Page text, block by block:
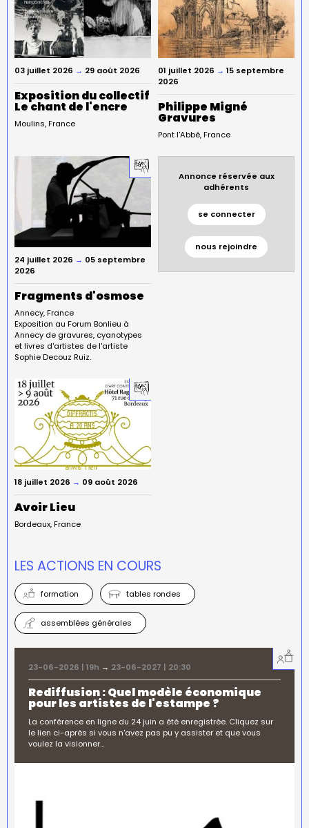
03 juillet 2026 → 29 août 2026
Exposition du collectif
Le chant de l'encre
Moulins France
01 juillet 2026 → 15 septembre
2026
Philippe Migné
Gravures
Pont l'Abbé France
24 juillet 2026 → 05 septembre
2026
Fragments d'osmose
Annecy France
Exposition au Forum Bonlieu à
Annecy de gravures, cyanotypes
et livres d'artistes de l'artiste
Sophie Decouz Ruiz.
Annonce réservée aux
adhérents
se connecter
nous rejoindre
18 juillet 2026 → 09 août 2026
Avoir Lieu
Bordeaux France
LES ACTIONS EN COURS
formation tables rondes
assemblées générales
23-06-2026 | 19h → 23-06-2027 | 20:30
Rediffusion : Quel modèle économique
pour les artistes de l'estampe ?
La conférence en ligne du 24 juin a été enregistrée. Cliquez sur
le lien ci-après si vous n'avez pas pu y assister et que vous
voulez la visionner…